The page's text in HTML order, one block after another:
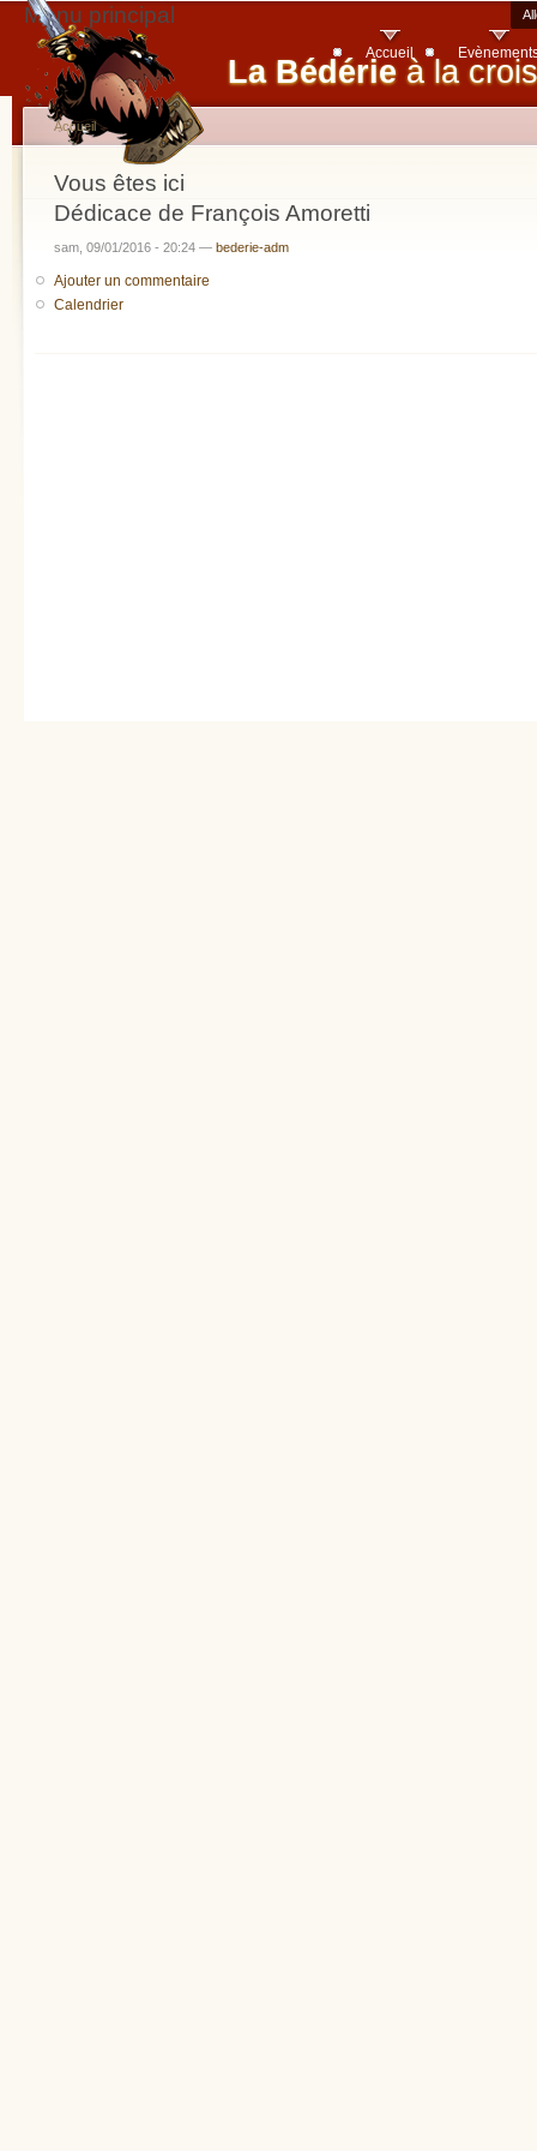
La Bédérie à la
Menu principal
Accueil
Vous êtes ici
Accueil
Dédicace de François Amoretti
sam, 09/01/2016 - 20:24 — bederie-adm
Ajouter un commentaire
Calendrier